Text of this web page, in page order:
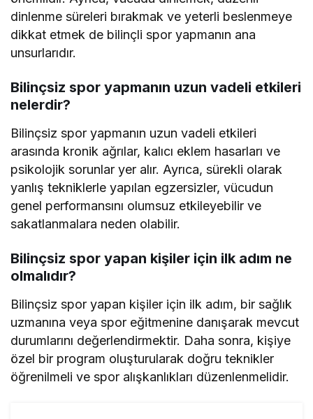
dinlenme süreleri bırakmak ve yeterli beslenmeye
dikkat etmek de bilinçli spor yapmanın ana
unsurlarıdır.
Bilinçsiz spor yapmanın uzun vadeli etkileri
nelerdir?
Bilinçsiz spor yapmanın uzun vadeli etkileri
arasında kronik ağrılar, kalıcı eklem hasarları ve
psikolojik sorunlar yer alır. Ayrıca, sürekli olarak
yanlış tekniklerle yapılan egzersizler, vücudun
genel performansını olumsuz etkileyebilir ve
sakatlanmalara neden olabilir.
Bilinçsiz spor yapan kişiler için ilk adım ne
olmalıdır?
Bilinçsiz spor yapan kişiler için ilk adım, bir sağlık
uzmanına veya spor eğitmenine danışarak mevcut
durumlarını değerlendirmektir. Daha sonra, kişiye
özel bir program oluşturularak doğru teknikler
öğrenilmeli ve spor alışkanlıkları düzenlenmelidir.